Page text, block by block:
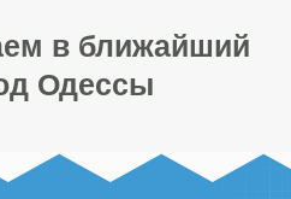
в ближайший
Одессы